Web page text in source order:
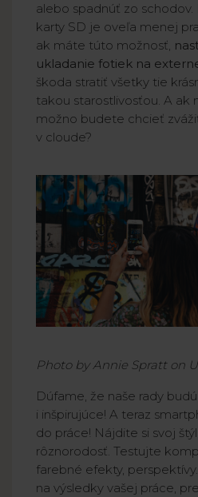
alebo spadnúť zo
karty SD je oveľa menej
ak máte túto možnosť,
ukladanie fotiek na
škoda stratiť všetky tie
takou starostlivosťou. A ak
možno budete chcieť
v cloude?
Photo by Annie Spratt on
Dúfame, že naše rady
i inšpirujúce! A teraz
do práce! Nájdite si svoj
rôznorodosť. Testujte
farebné efekty,
na výsledky vašej práce,